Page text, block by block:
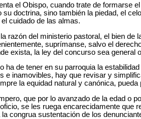
el Obispo, cuando trate de formarse
su doctrina, sino también la piedad, el
cuidado de las almas.
razón del ministerio pastoral, el bien
suprímanse, salvo el
exista, la ley del concurso sea general
ha de tener en su parroquia la
e inamovibles, hay que revisar y
la equidad natural y canónica,
que por lo avanzado de la edad o
se les ruega encarecidamente que
congrua sustentación de los